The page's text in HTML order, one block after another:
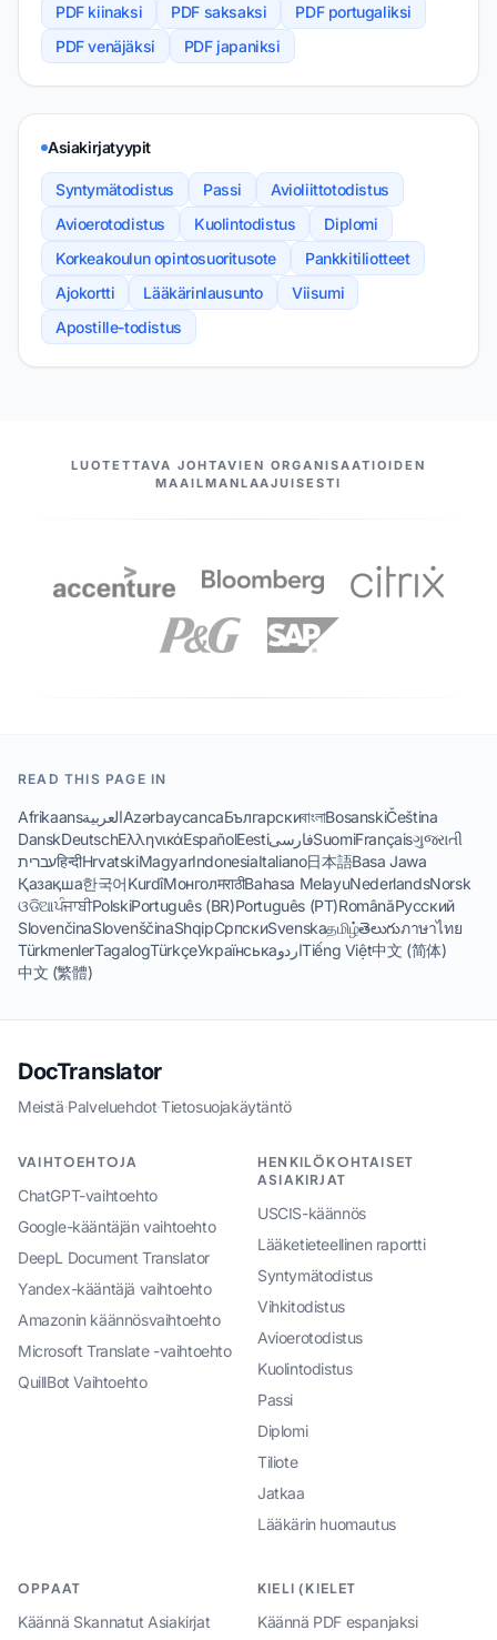
PDF kiinaksi
PDF saksaksi
PDF portugaliksi
PDF venäjäksi
PDF japaniksi
Asiakirjatyypit
Syntymätodistus Passi
Avioliittotodistus
Avioerotodistus
Kuolintodistus
Diplomi
Korkeakoulun opintosuoritusote
Pankkitiliotteet
Ajokortti
Lääkärinlausunto
Viisumi
Apostille-todistus
MEIDÄN KUMPPANIMME
LUOTETTAVA JOHTAVIEN ORGANISAATIOIDEN
MAAILMANLAAJUISESTI
READ THIS PAGE IN
AfrikaansالعربيةAzərbaycancaБългарскиবাংলাBosanskiČeština
DanskDeutschΕλληνικάEspañolEestiفارسیSuomiFrançaisગુજરાતી
עבריתहिन्दीHrvatskiMagyarIndonesiaItaliano日本語Basa Jawa
Қазақша한국어KurdîМонголमराठीBahasa MelayuNederlandsNorsk
ଓଡିଆਪੰਜਾਬੀPolskiPortuguês (BR)Português (PT)RomânăРусский
SlovenčinaSlovenščinaShqipСрпскиSvenskaதமிழ்తెలుగుภาษาไทย
TürkmenlerTagalogTürkçeУкраїнськаاردوTiếng Việt中文 (简体)
中文 (繁體)
DocTranslator
Meistä·Palveluehdot·Tietosuojakäytäntö
VAIHTOEHTOJA
ChatGPT-vaihtoehto
Google-kääntäjän vaihtoehto
DeepL Document Translator
Yandex-kääntäjä vaihtoehto
Amazonin käännösvaihtoehto
Microsoft Translate -vaihtoehto
QuillBot Vaihtoehto
HENKILÖKOHTAISET
ASIAKIRJAT
USCIS-käännös
Lääketieteellinen raportti
Syntymätodistus
Vihkitodistus
Avioerotodistus
Kuolintodistus
Passi
Diplomi
Tiliote
Jatkaa
Lääkärin huomautus
OPPAAT
Käännä Skannatut Asiakirjat
KIELI (KIELET
Käännä PDF espanjaksi